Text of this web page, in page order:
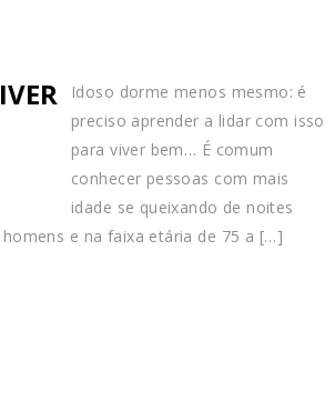
Idoso dorme menos mesmo: é
preciso aprender a lidar com isso
para viver bem… É comum
conhecer pessoas com mais
idade se queixando de noites
e na faixa etária de 75 a […]